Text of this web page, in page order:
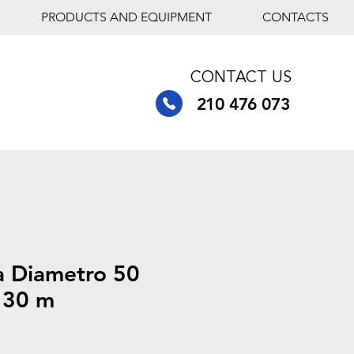
PRODUCTS AND EQUIPMENT CONTACTS
CONTACT US
210 476 073
Diametro 50
m